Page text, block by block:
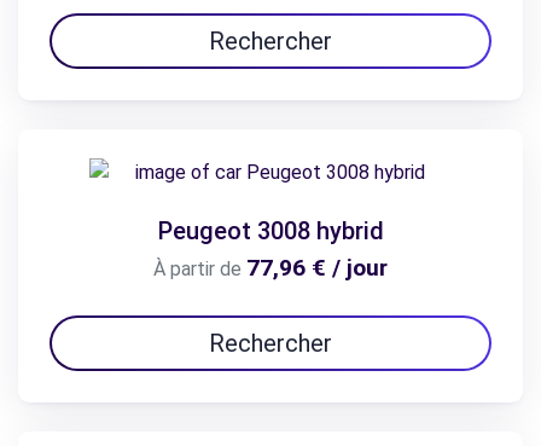
Rechercher
Peugeot 3008 hybrid
À partir de 77,96 € / jour
Rechercher